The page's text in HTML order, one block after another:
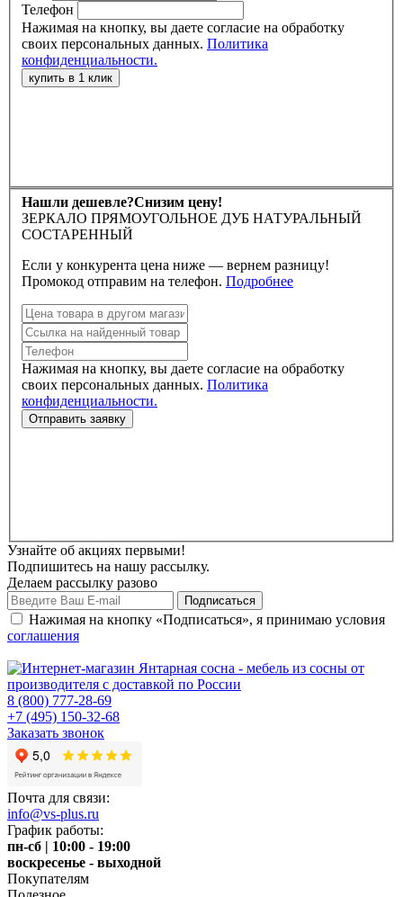
Телефон
Нажимая на кнопку, вы даете согласие на обработку
своих персональных данных. Политика
конфиденциальности.
Нашли дешевле?Снизим цену!
ЗЕРКАЛО ПРЯМОУГОЛЬНОЕ ДУБ НАТУРАЛЬНЫЙ
СОСТАРЕННЫЙ
Если у конкурента цена ниже — вернем разницу!
Промокод отправим на телефон. Подробнее
Нажимая на кнопку, вы даете согласие на обработку
своих персональных данных. Политика
конфиденциальности.
Узнайте об акциях первыми!
Подпишитесь на нашу рассылку.
Делаем рассылку разово
Нажимая на кнопку «Подписаться», я принимаю условия
соглашения
8 (800) 777-28-69
+7 (495) 150-32-68
Заказать звонок
Почта для связи:
info@vs-plus.ru
График работы:
пн-сб | 10:00 - 19:00
воскресенье - выходной
Покупателям